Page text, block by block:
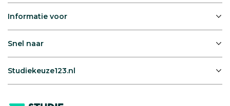
Informatie voor
Snel naar
Studiekeuze123.nl